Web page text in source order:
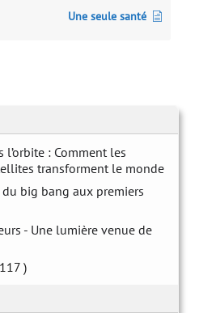
: Comment les
transforment le monde
big bang aux premiers
- Une lumière venue de
)
Une seule santé